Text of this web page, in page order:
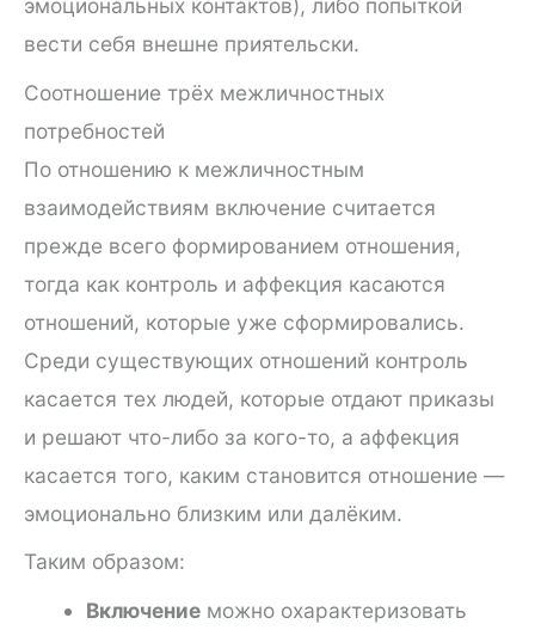
эмоциональных контактов), либо попыткой
вести себя внешне приятельски.
Соотношение трёх межличностных
потребностей
По отношению к межличностным
взаимодействиям включение считается
прежде всего формированием отношения,
тогда как контроль и аффекция касаются
отношений, которые уже сформировались.
Среди существующих отношений контроль
касается тех людей, которые отдают приказы
и решают что-либо за кого-то, а аффекция
касается того, каким становится отношение —
эмоционально близким или далёким.
Таким образом:
Включениеможно охарактеризовать